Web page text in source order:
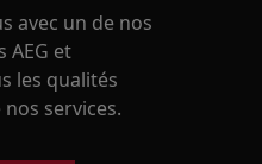
avec un de nos
AEG et
les qualités
services.